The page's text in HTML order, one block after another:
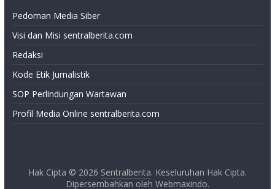
Pedoman Media Siber
Visi dan Misi sentralberita.com
Redaksi
Kode Etik Jurnalistik
SOP Perlindungan Wartawan
Profil Media Online sentralberita.com
Hak Cipta © 2026 Sentralberita. Keseluruhan Hak Cipta.
Dipersembahkan oleh Webmaxindo.